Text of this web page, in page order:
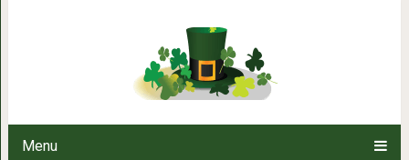
Menu
Пирог «Загадка» для гостей